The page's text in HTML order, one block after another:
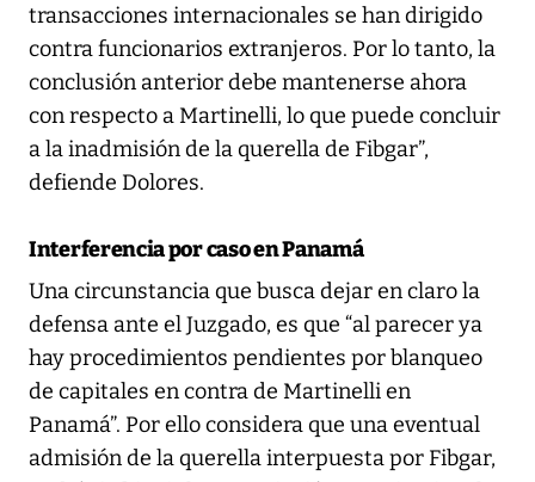
transacciones internacionales se han dirigido
contra funcionarios extranjeros. Por lo tanto, la
conclusión anterior debe mantenerse ahora
con respecto a Martinelli, lo que puede concluir
a la inadmisión de la querella de Fibgar”,
defiende Dolores.
Interferencia por caso en Panamá
Una circunstancia que busca dejar en claro la
defensa ante el Juzgado, es que “al parecer ya
hay procedimientos pendientes por blanqueo
de capitales en contra de Martinelli en
Panamá”. Por ello considera que una eventual
admisión de la querella interpuesta por Fibgar,